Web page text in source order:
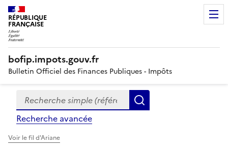
RÉPUBLIQUE
FRANÇAISE
bofip.impots.gouv.fr
Bulletin Officiel des Finances Publiques - Impôts
Formulaire
de
recherche
Recherche simple (références, mots clés, partie du
Recherche avancée
Voir le fil d'Ariane